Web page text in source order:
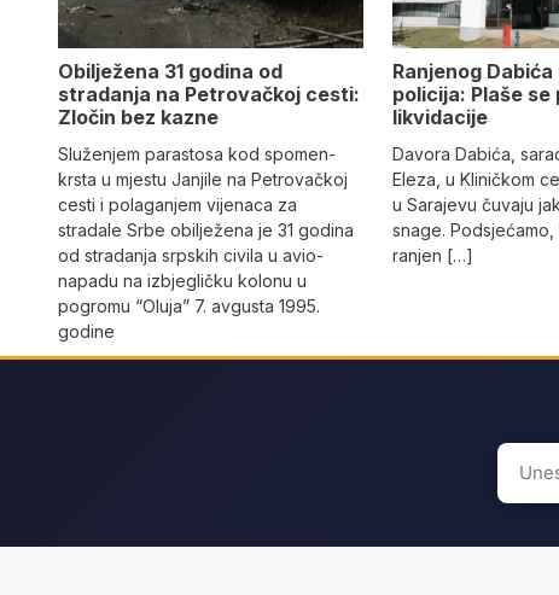
Obilježena 31 godina od
stradanja na Petrovačkoj cesti:
Zločin bez kazne
Služenjem parastosa kod spomen-
krsta u mjestu Janjile na Petrovačkoj
cesti i polaganjem vijenaca za
stradale Srbe obilježena je 31 godina
od stradanja srpskih civila u avio-
napadu na izbjegličku kolonu u
pogromu “Oluja” 7. avgusta 1995.
godine
Ranjenog
policija: Plaše se
likvidacije
Davora Dabića,
Eleza, u Kliničkom
u Sarajevu čuvaju
snage.
ranjen […]
Search
for: